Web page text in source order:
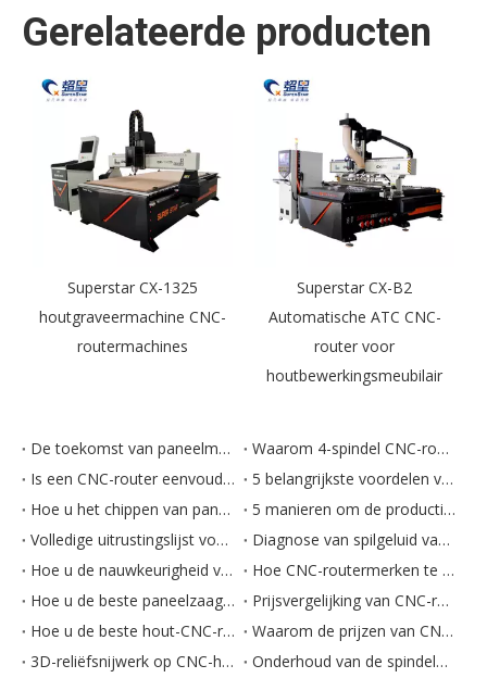
Gerelateerde producten
Superstar CX-1325
houtgraveermachine CNC-
routermachines
Superstar CX-B2
Automatische ATC CNC-
router voor
houtbewerkingsmeubilair
De toekomst van paneelmeubilair: 5 trends die de industrie vormgeven
Waarom 4-spindel CNC-routers de productie van paneelmeubilair domineren
Is een CNC-router eenvoudig te bedienen? Een beginnershandleiding
5 belangrijkste voordelen van CNC-routers voor de meubelproductie
Hoe u het chippen van paneelranden op CNC-routers kunt verhelpen
5 manieren om de productie-efficiëntie van CNC-routers te vergroten
Volledige uitrustingslijst voor een paneelmeubelfabriek
Diagnose van spilgeluid van CNC-router: oorzaken en oplossingen
Hoe u de nauwkeurigheid van een CNC-router kunt testen voor paneelmeubilair
Hoe CNC-routermerken te evalueren: kwaliteit versus prijs
Hoe u de beste paneelzaag voor meubelproductie kiest
Prijsvergelijking van CNC-routers: waarde buiten de tag evalueren
Hoe u de beste hout-CNC-router kiest: belangrijke evaluatiecriteria
Waarom de prijzen van CNC-routers voor houtbewerking variëren: 5 sleutelfactoren
3D-reliëfsnijwerk op CNC-houtrouters: tips voor gereedschapspaden
Onderhoud van de spindelmotor van CNC-snijmachines